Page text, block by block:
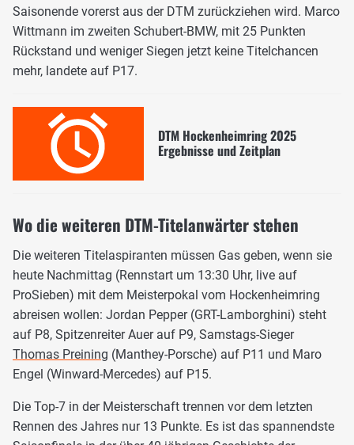
Saisonende vorerst aus der DTM zurückziehen wird. Marco
Wittmann im zweiten Schubert-BMW, mit 25 Punkten
Rückstand und weniger Siegen jetzt keine Titelchancen
mehr, landete auf P17.
DTM Hockenheimring 2025
Ergebnisse und Zeitplan
Wo die weiteren DTM-Titelanwärter stehen
Die weiteren Titelaspiranten müssen Gas geben, wenn sie
heute Nachmittag (Rennstart um 13:30 Uhr, live auf
ProSieben) mit dem Meisterpokal vom Hockenheimring
abreisen wollen: Jordan Pepper (GRT-Lamborghini) steht
auf P8, Spitzenreiter Auer auf P9, Samstags-Sieger
Thomas Preining (Manthey-Porsche) auf P11 und Maro
Engel (Winward-Mercedes) auf P15.
Die Top-7 in der Meisterschaft trennen vor dem letzten
Rennen des Jahres nur 13 Punkte. Es ist das spannendste